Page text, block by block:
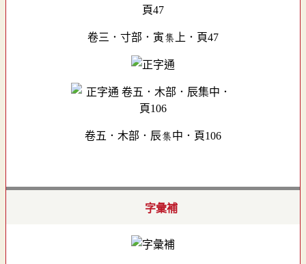
卷三．寸部．寅集上．頁47
卷五．木部．辰集中．頁106
字彙補